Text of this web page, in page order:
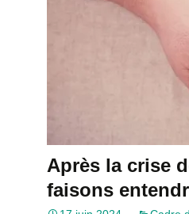
Après la crise
faisons